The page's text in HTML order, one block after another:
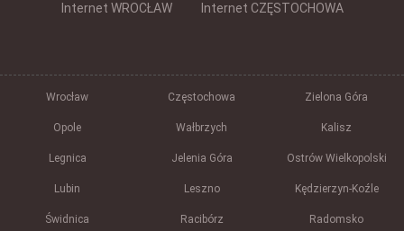
Internet WROCŁAW Internet CZĘSTOCHOWA
Wrocław Częstochowa Zielona Góra
Opole Wałbrzych Kalisz
Legnica Jelenia Góra Ostrów Wielkopolski
Lubin Leszno Kędzierzyn-Koźle
Świdnica Racibórz Radomsko